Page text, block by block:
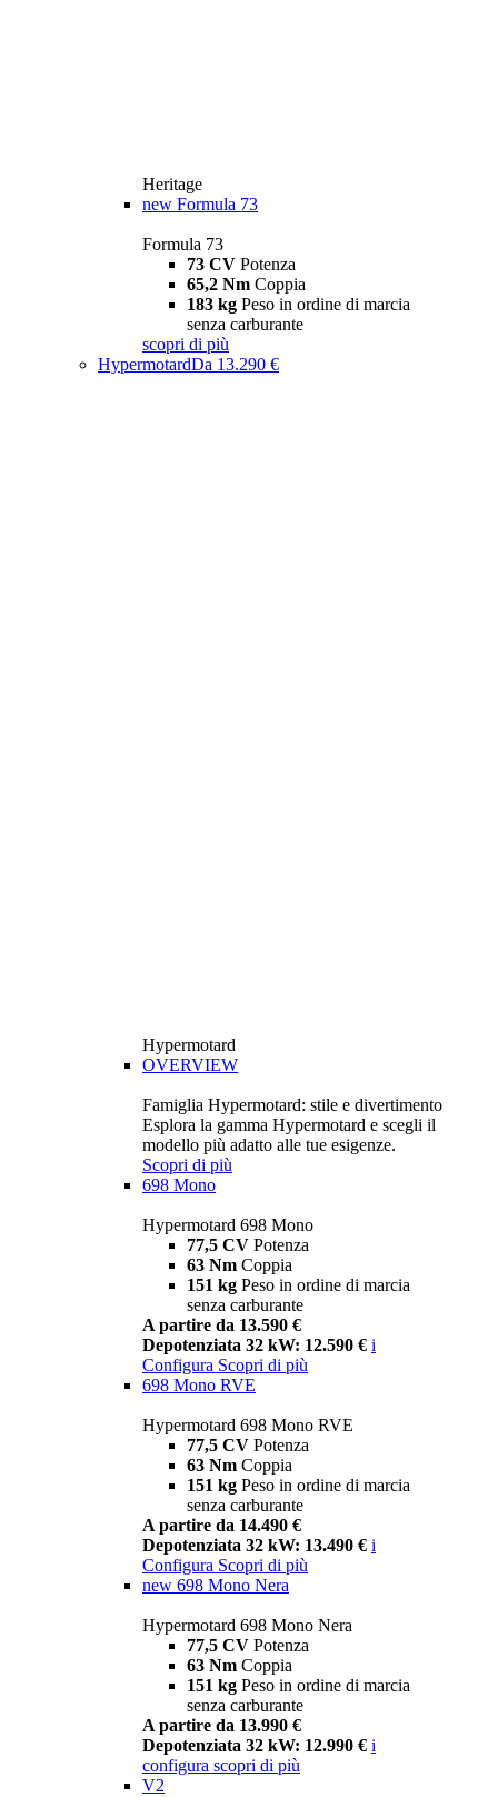
Heritage
new Formula 73
Formula 73
73 CV Potenza
65,2 Nm Coppia
183 kg Peso in ordine di marcia
senza carburante
scopri di più
HypermotardDa 13.290 €
Hypermotard
OVERVIEW
Famiglia Hypermotard: stile e divertimento
Esplora la gamma Hypermotard e scegli il
modello più adatto alle tue esigenze.
Scopri di più
698 Mono
Hypermotard 698 Mono
77,5 CV Potenza
63 Nm Coppia
151 kg Peso in ordine di marcia
senza carburante
A partire da 13.590 €
Depotenziata 32 kW: 12.590 € i
Configura Scopri di più
698 Mono RVE
Hypermotard 698 Mono RVE
77,5 CV Potenza
63 Nm Coppia
151 kg Peso in ordine di marcia
senza carburante
A partire da 14.490 €
Depotenziata 32 kW: 13.490 € i
Configura Scopri di più
new 698 Mono Nera
Hypermotard 698 Mono Nera
77,5 CV Potenza
63 Nm Coppia
151 kg Peso in ordine di marcia
senza carburante
A partire da 13.990 €
Depotenziata 32 kW: 12.990 € i
configura scopri di più
V2